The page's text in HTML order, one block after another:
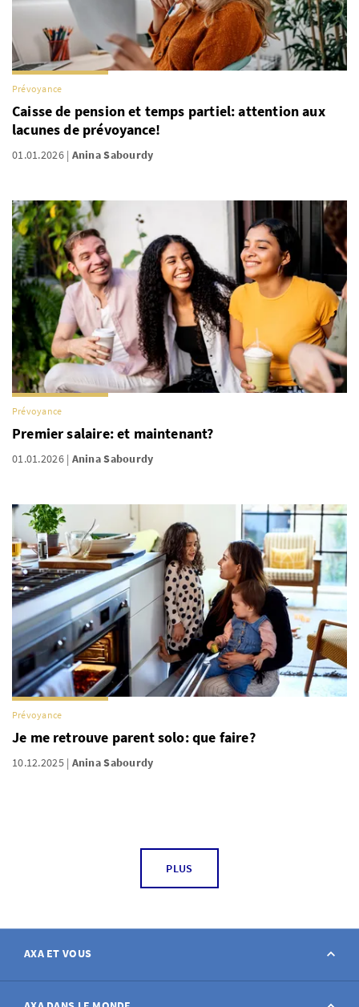
Prévoyance
Caisse de pension et temps partiel: attention aux
lacunes de prévoyance!
01.01.2026 Anina Sabourdy
Prévoyance
Premier salaire: et maintenant?
01.01.2026 Anina Sabourdy
Prévoyance
Je me retrouve parent solo: que faire?
10.12.2025 Anina Sabourdy
PLUS
AXA ET VOUS
Contact